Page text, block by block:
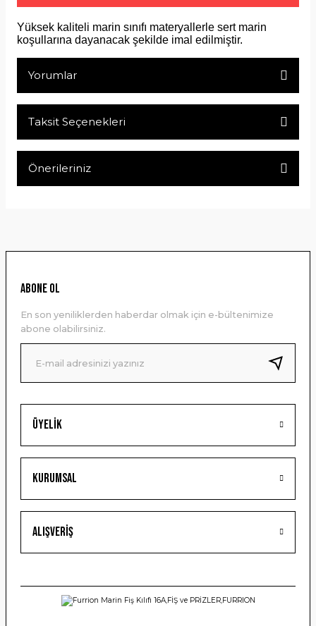
Yüksek kaliteli marin sınıfı materyallerle sert marin
koşullarına dayanacak şekilde imal edilmiştir.
Yorumlar
Taksit Seçenekleri
Önerileriniz
Ürün resmi kalitesiz, bozuk veya görüntülenemiyor.
Ürün bilgilerinde hatalar bulunuyor.
Ürün fiyatı diğer sitelerden daha pahalı.
Bu ürüne benzer farklı alternatifler olmalı.
Gönder
Üyelik
Kurumsal
Alışveriş
ABONE OL
En son yeniliklerden haberdar olmak için e-bültenimize
abone olabilirsiniz.